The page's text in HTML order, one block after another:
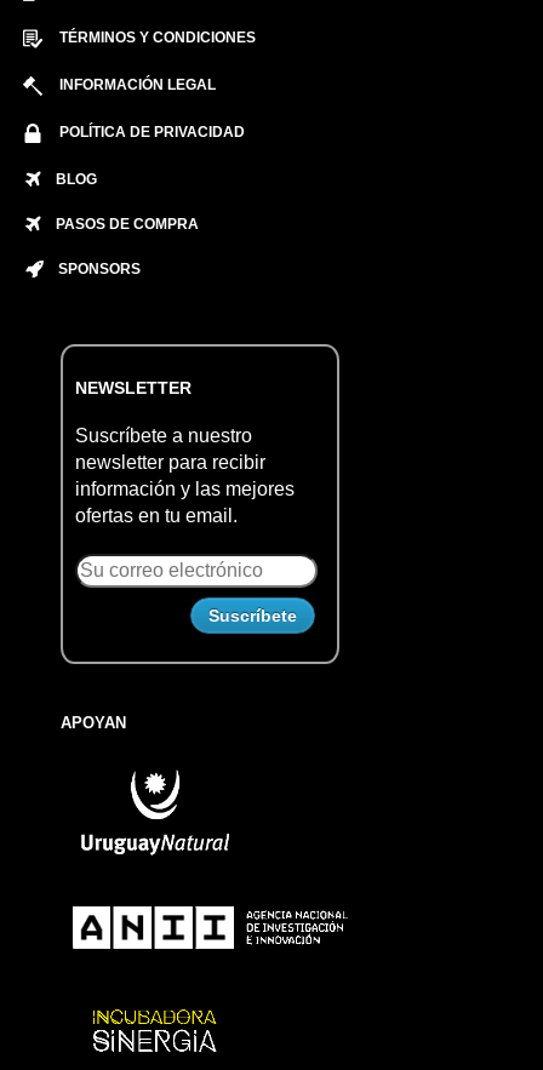
TÉRMINOS Y CONDICIONES
INFORMACIÓN LEGAL
POLÍTICA DE PRIVACIDAD
BLOG
PASOS DE COMPRA
SPONSORS
NEWSLETTER
Suscríbete a nuestro
newsletter para recibir
información y las mejores
ofertas en tu email.
APOYAN